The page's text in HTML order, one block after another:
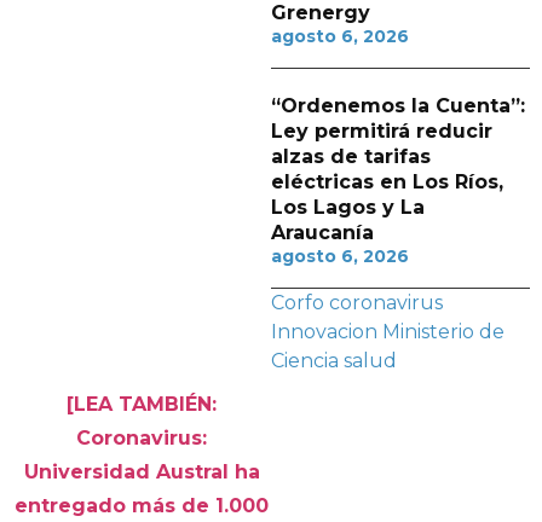
[LEA TAMBIÉN:
Coronavirus:
Universidad Austral ha
entregado más de 1.000
Grenergy
agosto 6, 2026
“Ordenemos la Cuenta”:
Ley permitirá reducir
alzas de tarifas
eléctricas en Los Ríos,
Los Lagos y La
Araucanía
agosto 6, 2026
Corfo coronavirus
Innovacion Ministerio de
Ciencia salud